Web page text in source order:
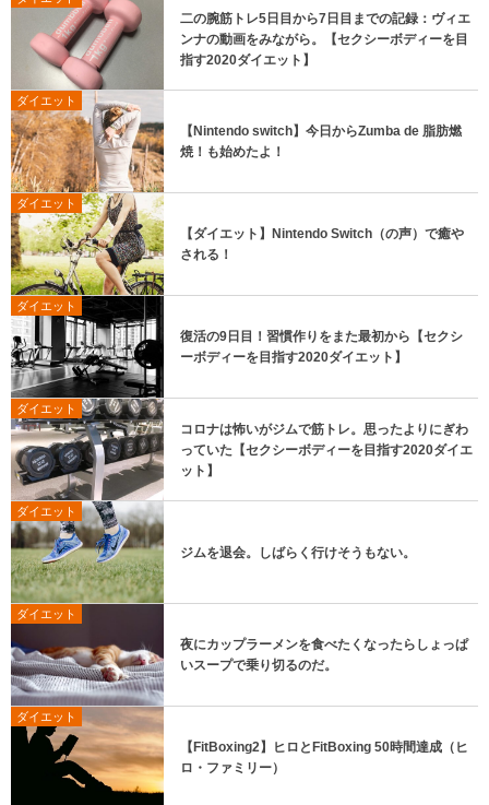
二の腕筋トレ5日目から7日目までの記録：ヴィエ
ンナの動画をみながら。【セクシーボディーを目
指す2020ダイエット】
ダイエット
【Nintendo switch】今日からZumba de 脂肪燃
焼！も始めたよ！
ダイエット
【ダイエット】Nintendo Switch（の声）で癒や
される！
ダイエット
復活の9日目！習慣作りをまた最初から【セクシ
ーボディーを目指す2020ダイエット】
ダイエット
コロナは怖いがジムで筋トレ。思ったよりにぎわ
っていた【セクシーボディーを目指す2020ダイエ
ット】
ダイエット
ジムを退会。しばらく行けそうもない。
ダイエット
夜にカップラーメンを食べたくなったらしょっぱ
いスープで乗り切るのだ。
ダイエット
【FitBoxing2】ヒロとFitBoxing 50時間達成（ヒ
ロ・ファミリー）